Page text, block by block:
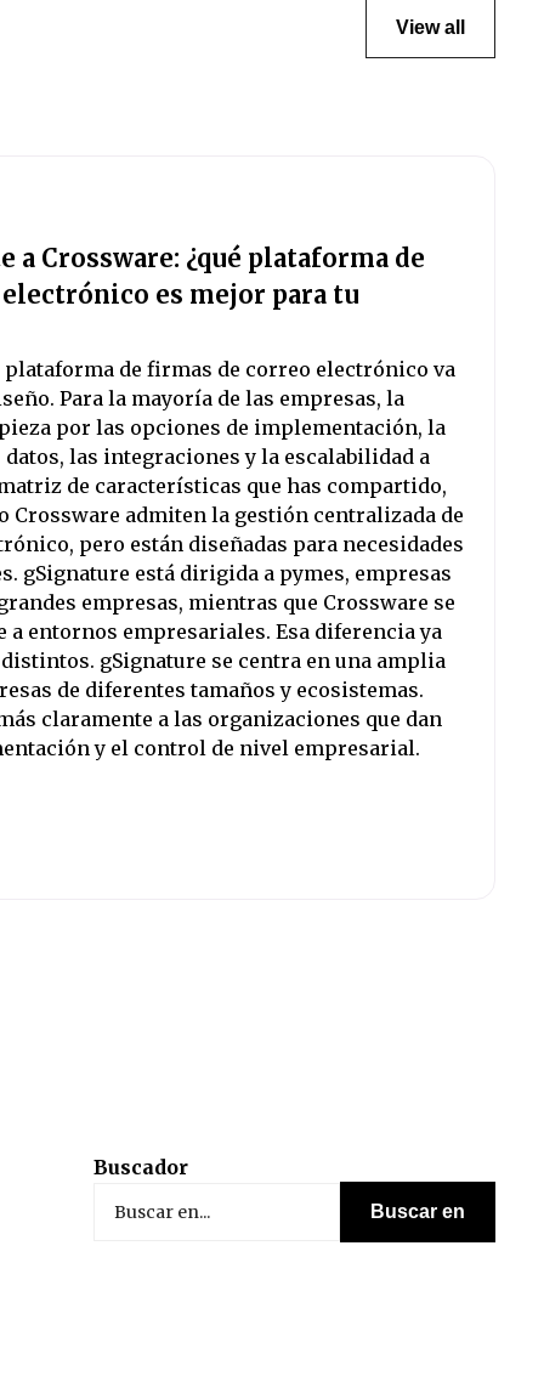
View all
Crossware: ¿qué plataforma de
es mejor para tu
plataforma de firmas de correo electrónico va
Para la mayoría de las empresas, la
por las opciones de implementación, la
las integraciones y la escalabilidad a
de características que has compartido,
Crossware admiten la gestión centralizada de
pero están diseñadas para necesidades
gSignature está dirigida a pymes, empresas
empresas, mientras que Crossware se
entornos empresariales. Esa diferencia ya
gSignature se centra en una amplia
de diferentes tamaños y ecosistemas.
claramente a las organizaciones que dan
y el control de nivel empresarial.
Buscador